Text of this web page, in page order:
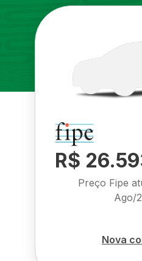
R$
Preço Fipe
Ago/
Nova